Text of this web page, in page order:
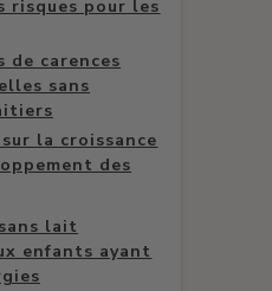
risques pour les
de carences
sans
la croissance
des
lait
enfants ayant